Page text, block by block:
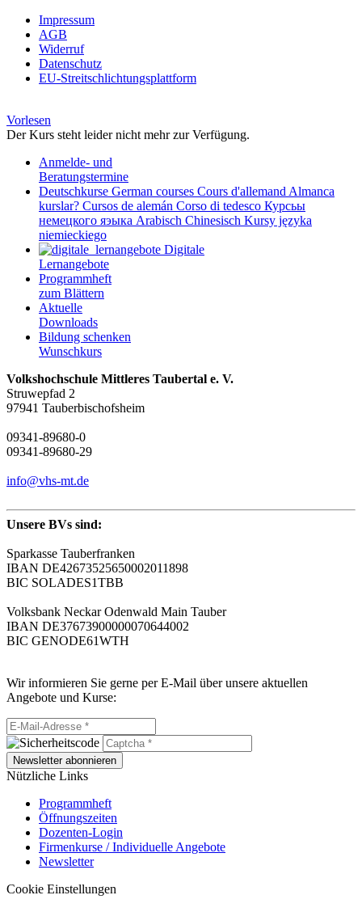
Impressum
AGB
Widerruf
Datenschutz
EU-Streitschlichtungsplattform
Vorlesen
Der Kurs steht leider nicht mehr zur Verfügung.
Anmelde- und
Beratungstermine
Deutschkurse German courses Cours d'allemand Almanca
kurslar? Cursos de alemán Corso di tedesco Курсьы
немецкого яэыка Arabisch Chinesisch Kursy języka
niemieckiego
Digitale
Lernangebote
Programmheft
zum Blättern
Aktuelle
Downloads
Bildung schenken
Wunschkurs
Volkshochschule Mittleres Taubertal e. V.
Struwepfad 2
97941 Tauberbischofsheim
09341-89680-0
09341-89680-29
info@vhs-mt.de
Unsere BVs sind:
Sparkasse Tauberfranken
IBAN DE42673525650002011898
BIC SOLADES1TBB
Volksbank Neckar Odenwald Main Tauber
IBAN DE37673900000070644002
BIC GENODE61WTH
Wir informieren Sie gerne per E-Mail über unsere aktuellen
Angebote und Kurse:
Newsletter abonnieren
Nützliche Links
Programmheft
Öffnungszeiten
Dozenten-Login
Firmenkurse / Individuelle Angebote
Newsletter
Cookie Einstellungen